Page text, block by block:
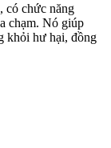
có chức năng
chạm. Nó giúp
khỏi hư hại, đồng